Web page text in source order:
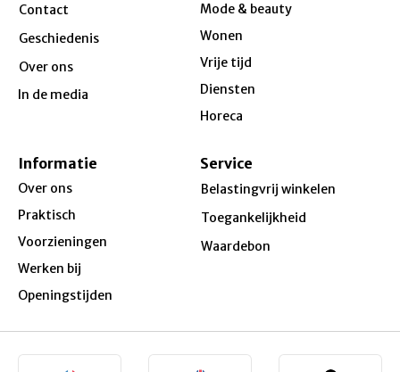
Contact
Geschiedenis
Over ons
In de media
Mode & beauty
Wonen
Vrije tijd
Diensten
Horeca
Informatie
Over ons
Praktisch
Voorzieningen
Werken bij
Openingstijden
Service
Belastingvrij winkelen
Toegankelijkheid
Waardebon